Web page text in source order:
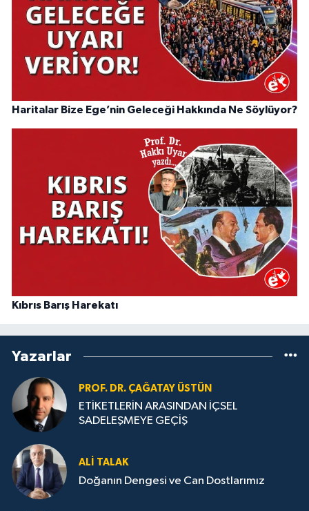
Haritalar Bize Ege’nin Geleceği Hakkında Ne Söylüyor?
Kıbrıs Barış Harekatı
Yazarlar
PROF. DR. ÇAĞATAY ÜSTÜN
ETİKETLERİN ARASINDAN İÇSEL
SADELEŞMEYE GEÇİŞ
ALI TALAK
Doğanın Dengesi ve Can Dostlarımız